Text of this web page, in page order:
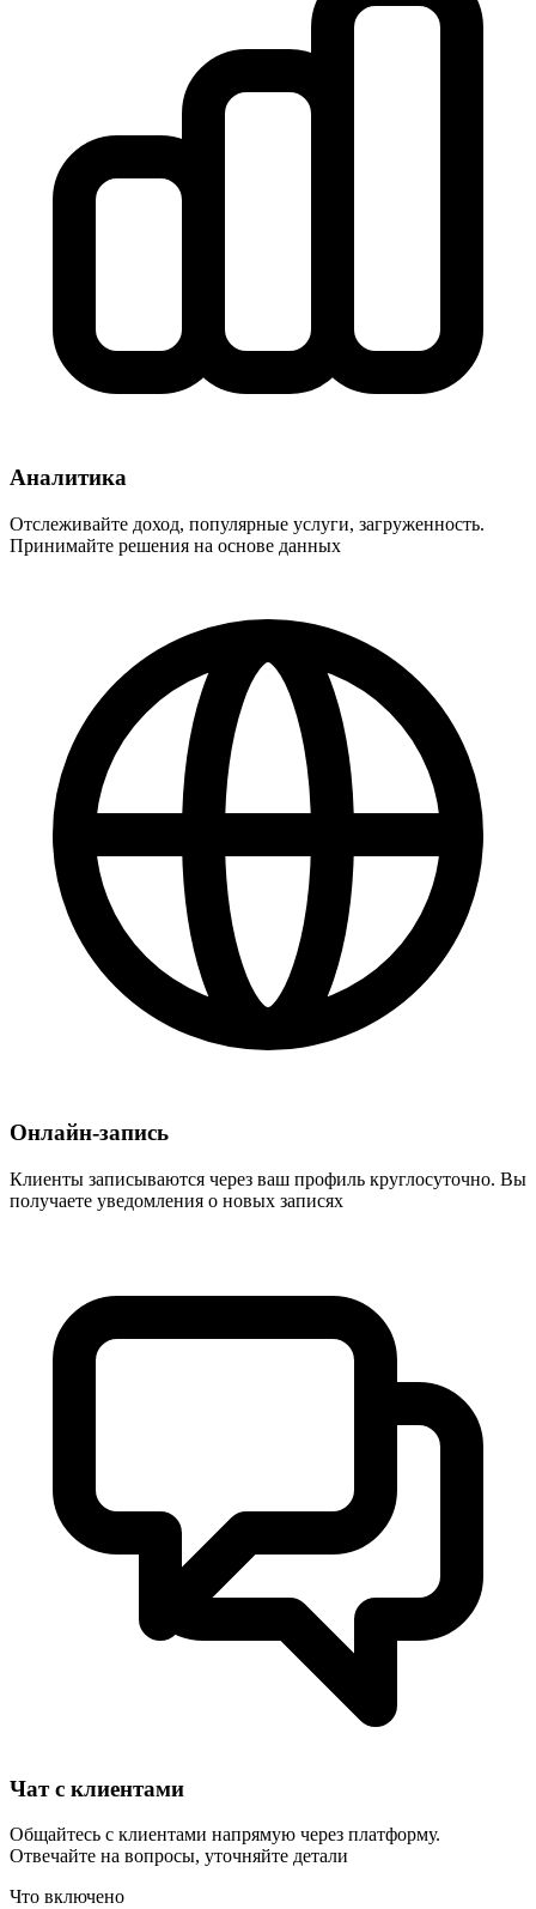
Аналитика
Отслеживайте доход, популярные услуги, загруженность.
Принимайте решения на основе данных
Онлайн-запись
Клиенты записываются через ваш профиль круглосуточно. Вы
получаете уведомления о новых записях
Чат с клиентами
Общайтесь с клиентами напрямую через платформу.
Отвечайте на вопросы, уточняйте детали
Что включено